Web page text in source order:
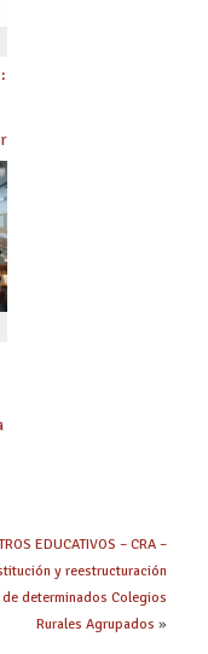
EDUCATIVOS – CRA –
y reestructuración
de determinados Colegios
Rurales Agrupados »